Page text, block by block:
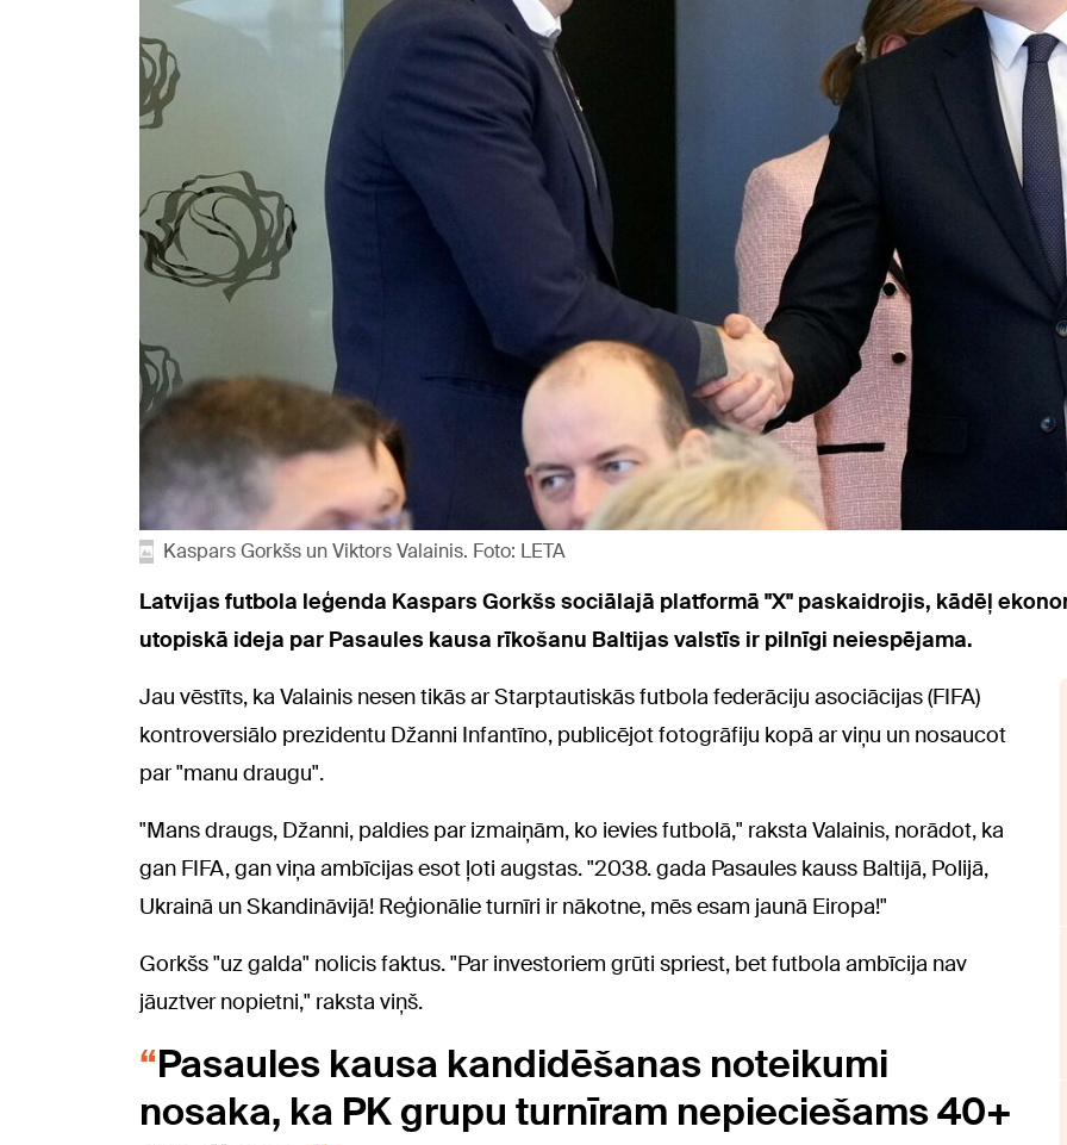
Kaspars Gorkšs un Viktors Valainis. Foto: LETA
Latvijas futbola leģenda Kaspars Gorkšs sociālajā platformā "X" paskaidrojis, kādēļ
utopiskā ideja par Pasaules kausa rīkošanu Baltijas valstīs ir pilnīgi neiespējama.
Jau vēstīts, ka Valainis nesen tikās ar Starptautiskās futbola federāciju asociācijas (FIFA)
kontroversiālo prezidentu Džanni Infantīno, publicējot fotogrāfiju kopā ar viņu un nosaucot
par "manu draugu".
"Mans draugs, Džanni, paldies par izmaiņām, ko ievies futbolā," raksta Valainis, norādot, ka
gan FIFA, gan viņa ambīcijas esot ļoti augstas. "2038. gada Pasaules kauss Baltijā, Polijā,
Ukrainā un Skandināvijā! Reģionālie turnīri ir nākotne, mēs esam jaunā Eiropa!"
Gorkšs "uz galda" nolicis faktus. "Par investoriem grūti spriest, bet futbola ambīcija nav
jāuztver nopietni," raksta viņš.
Pasaules kausa kandidēšanas noteikumi
nosaka, ka PK grupu turnīram nepieciešams 40+